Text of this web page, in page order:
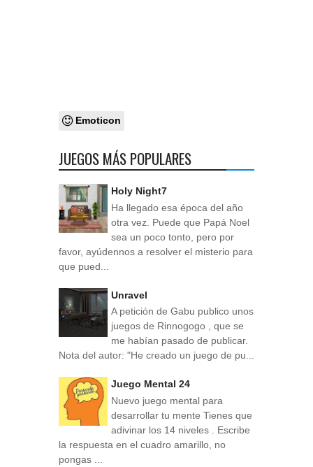
Emoticon
JUEGOS MÁS POPULARES
Holy Night7
Ha llegado esa época del año
otra vez. Puede que Papá Noel
sea un poco tonto, pero por
favor, ayúdennos a resolver el misterio para
que pued...
Unravel
A petición de Gabu publico unos
juegos de Rinnogogo , que se
me habían pasado de publicar.
Nota del autor: "He creado un juego de pu...
Juego Mental 24
Nuevo juego mental para
desarrollar tu mente Tienes que
adivinar los 14 niveles . Escribe
la respuesta en el cuadro amarillo, no
pongas ...